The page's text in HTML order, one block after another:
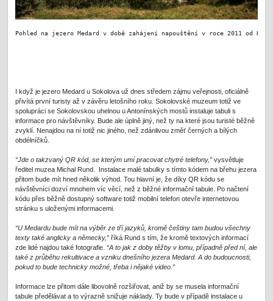
Pohled na jezero Medard v době zahájení napouštění v roce 2011 od
I když je jezero Medard u Sokolova už dnes středem zájmu veřejnosti, oficiálně
přivítá první turisty až v závěru letošního roku. Sokolovské muzeum totiž ve
spolupráci se Sokolovskou uhelnou u Antonínských mostů instaluje tabuli s
informace pro návštěvníky. Bude ale úplně jiný, než ty na které jsou turisté běžně
zvyklí. Nenajdou na ní totiž nic jiného, než zdánlivou změť černých a bílých
obdélníčků.
“Jde o takzvaný QR kód, se kterým umí pracovat chytré telefony,” vysvětluje
ředitel muzea Michal Rund. Instalace malé tabulky s tímto kódem na břehu jezera
přitom bude mít hned několik výhod. Tou hlavní je, že díky QR kódu se
návštěvníci dozví mnohem víc věcí, než z běžné informační tabule. Po načtení
kódu přes běžně dostupný software totiž mobilní telefon otevře internetovou
stránku s uloženými informacemi.
“U Medardu bude mít na výběr ze tří jazyků, kromě češtiny tam budou všechny
texty také anglicky a německy,” říká Rund s tím, že kromě textových informací
zde lidé najdou také fotografie. “A to jak z doby těžby v lomu, případně před ní, ale
také z průběhu rekultivace a vzniku dnešního jezera Medard. A do budoucnosti,
pokud to bude technicky možné, třeba i nějaké video.”
Informace lze přitom dále libovolně rozšiřovat, aniž by se musela informační
tabule předělávat a to výrazně snižuje náklady. Ty bude v případě instalace u